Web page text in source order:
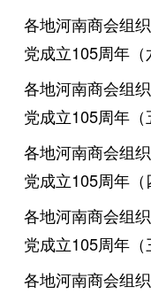
各地河南商会组
党成立105周年（
各地河南商会组
党成立105周年（
各地河南商会组
党成立105周年（
各地河南商会组
党成立105周年（
各地河南商会组